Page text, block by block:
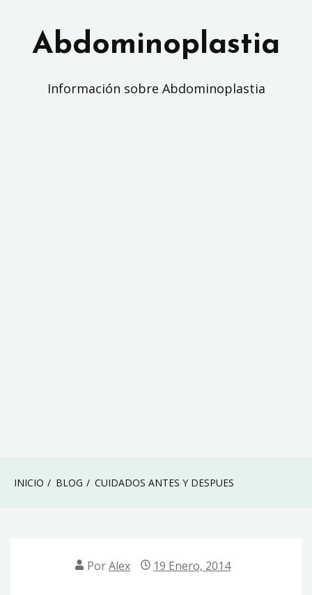
Abdominoplastia
Información sobre Abdominoplastia
INICIO BLOG CUIDADOS ANTES Y DESPUES
PorAlex 19 Enero, 2014